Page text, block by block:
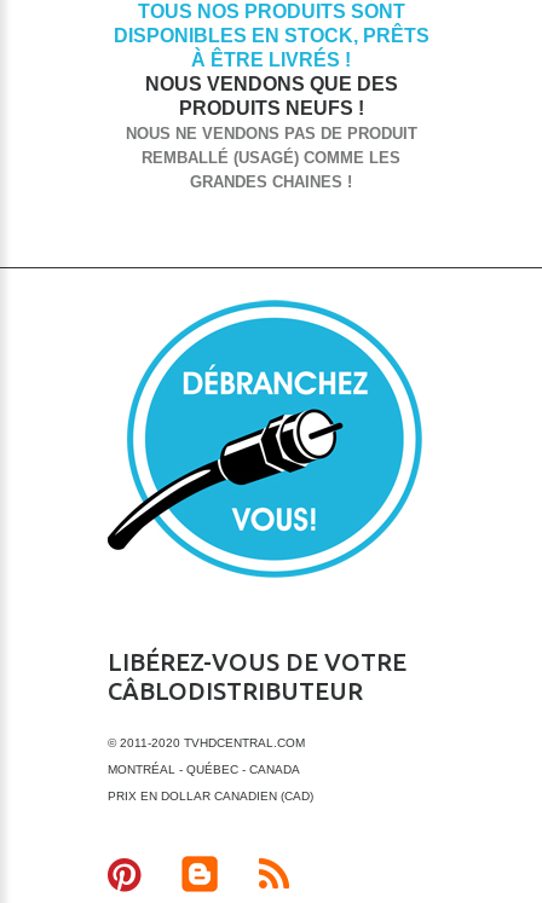
TOUS NOS PRODUITS SONT
DISPONIBLES EN STOCK, PRÊTS
À ÊTRE LIVRÉS !
NOUS VENDONS QUE DES
PRODUITS NEUFS !
NOUS NE VENDONS PAS DE PRODUIT
REMBALLÉ (USAGÉ) COMME LES
GRANDES CHAINES !
LIBÉREZ-VOUS DE VOTRE
CÂBLODISTRIBUTEUR
© 2011-2020 TVHDCENTRAL.COM
MONTRÉAL - QUÉBEC - CANADA
PRIX EN DOLLAR CANADIEN (CAD)